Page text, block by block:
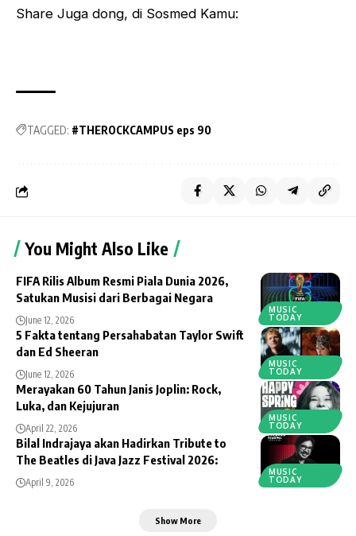
Share Juga dong, di Sosmed Kamu:
TAGGED: #THEROCKCAMPUS eps 90
You Might Also Like
MUSIC
TODAY
FIFA Rilis Album Resmi Piala Dunia 2026,
Satukan Musisi dari Berbagai Negara
June 12, 2026
MUSIC
TODAY
5 Fakta tentang Persahabatan Taylor Swift
dan Ed Sheeran
June 12, 2026
MUSIC
TODAY
Merayakan 60 Tahun Janis Joplin: Rock,
Luka, dan Kejujuran
April 22, 2026
MUSIC
TODAY
Bilal Indrajaya akan Hadirkan Tribute to
The Beatles di Java Jazz Festival 2026:
April 9, 2026
Show More